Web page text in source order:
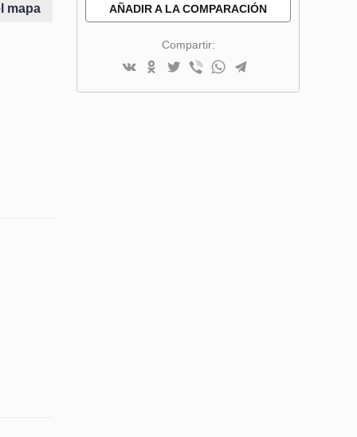
mapa AÑADIR A LA COMPARACIÓN
Compartir: